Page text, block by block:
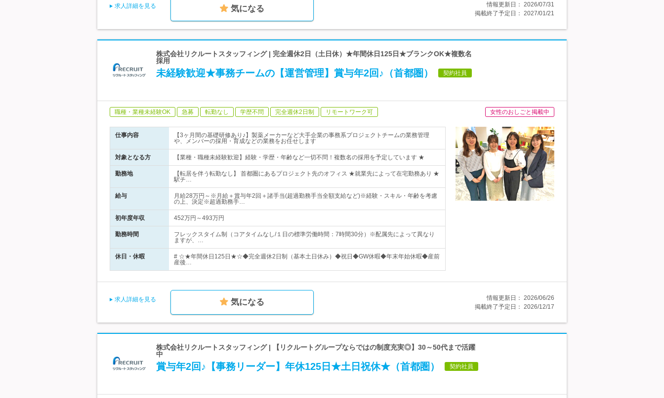
求人詳細を見る 気になる 情報更新日： 2026/07/31
掲載終了予定日： 2027/01/21
株式会社リクルートスタッフィング | 完全週休2日（土日休）★年間休日125日★ブランクOK★複数名
採用
未経験歓迎★事務チームの【運営管理】賞与年2回♪（首都圏） 契約社員
職種・業種未経験OK 急募 転勤なし 学歴不問 完全週休2日制 リモートワーク可 女性のおしごと掲載中
仕事内容
【3ヶ月間の基礎研修あり♪】製薬メーカーなど大手企業の事務系プロジェクトチームの業務管理
や、メンバーの採用・育成などの業務をお任せします
対象となる方 【業種・職種未経験歓迎】経験・学歴・年齢など一切不問！複数名の採用を予定しています ★
勤務地
【転居を伴う転勤なし】 首都圏にあるプロジェクト先のオフィス ★就業先によって在宅勤務あり ★
駅チ…
給与
月給28万円～※月給＋賞与年2回＋諸手当(超過勤務手当全額支給など)※経験・スキル・年齢を考慮
の上、決定※超過勤務手…
初年度年収 452万円～493万円
勤務時間
フレックスタイム制（コアタイムなし/１日の標準労働時間：7時間30分）※配属先によって異なり
ますが、…
休日・休暇
# ☆★年間休日125日★☆◆完全週休2日制（基本土日休み）◆祝日◆GW休暇◆年末年始休暇◆産前
産後…
求人詳細を見る 気になる 情報更新日： 2026/06/26
掲載終了予定日： 2026/12/17
株式会社リクルートスタッフィング | 【リクルートグループならではの制度充実◎】30～50代まで活躍
中
賞与年2回♪【事務リーダー】年休125日★土日祝休★（首都圏） 契約社員